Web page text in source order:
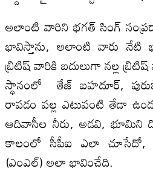
అలాంటి వారిని భగత్ సింగ్
భావిస్తాను, అలాంటి వారు నేటి
బ్రిటిష్ వారికి బదులుగా నల్ల
స్థానంలో తేజ్ బహదూర్,
రావడం వల్ల ఎటువంటి తేడా
ఆదివాసీల నీరు, అడవి, భూమిని
కాలంలో సీపీఐ ఎలా చూసేదో,
(ఎంఎల్) అలా భావించేది.